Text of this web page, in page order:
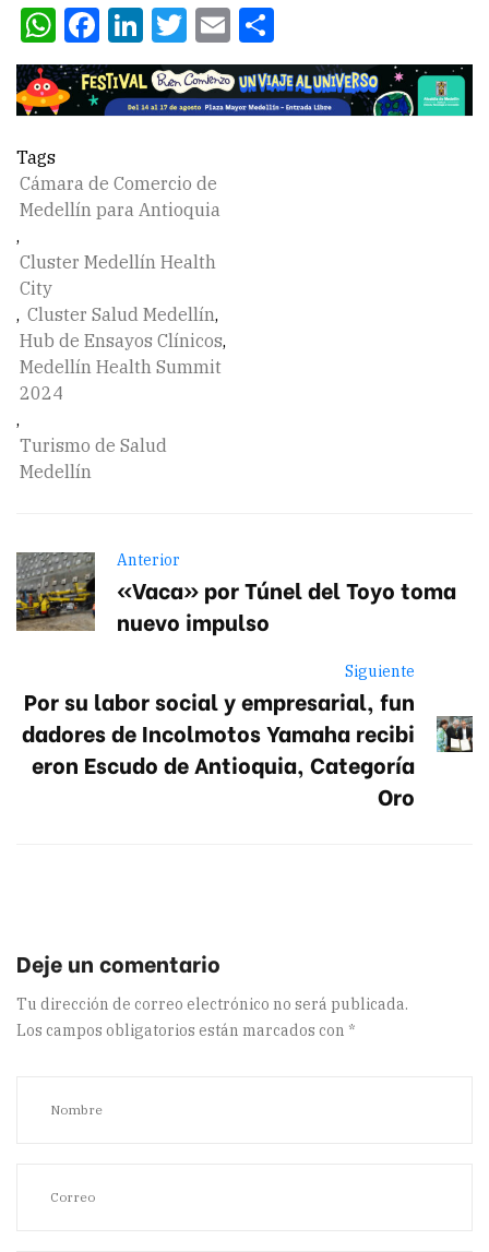
WhatsApp
Facebook
LinkedIn
Twitter
Email
Tags
Cámara de Comercio de
Medellín para Antioquia
,
Cluster Medellín Health
City
, Cluster Salud Medellín,
Hub de Ensayos Clínicos,
Medellín Health Summit
2024
,
Turismo de Salud
Medellín
Anterior
«Vaca» por Túnel del Toyo toma
nuevo impulso
Siguiente
Por su labor social y empresarial, fun
dadores de Incolmotos Yamaha recibi
eron Escudo de Antioquia, Categoría
Oro
Tu dirección de correo electrónico no será publicada.
Los campos obligatorios están marcados con *